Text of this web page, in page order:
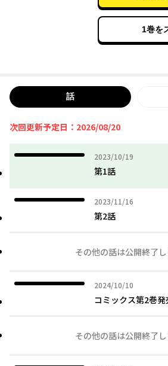
1巻を
話
次回更新予定日：2026/08/20
2023/10/19
2023年10月19日
第1話
2023/11/16
2023年11月16日
第2話
その他の話は公開終了
2024/10/10
2024年10月10日
コミックス第2巻
その他の話は公開終了